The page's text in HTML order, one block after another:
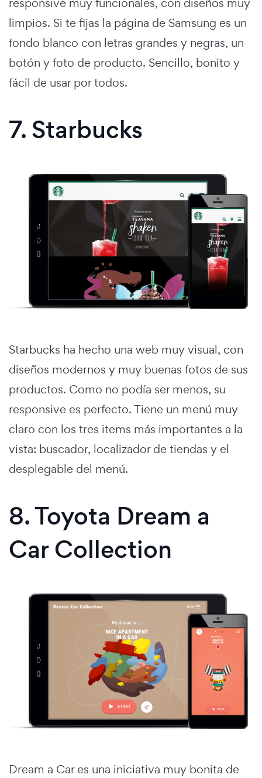
limpios. Si te fijas la página de Samsung es un
fondo blanco con letras grandes y negras, un
botón y foto de producto. Sencillo, bonito y
fácil de usar por todos.
7. Starbucks
Starbucks ha hecho una web muy visual, con
diseños modernos y muy buenas fotos de sus
productos. Como no podía ser menos, su
responsive es perfecto. Tiene un menú muy
claro con los tres items más importantes a la
vista: buscador, localizador de tiendas y el
desplegable del menú.
8. Toyota Dream a
Car Collection
Dream a Car es una iniciativa muy bonita de